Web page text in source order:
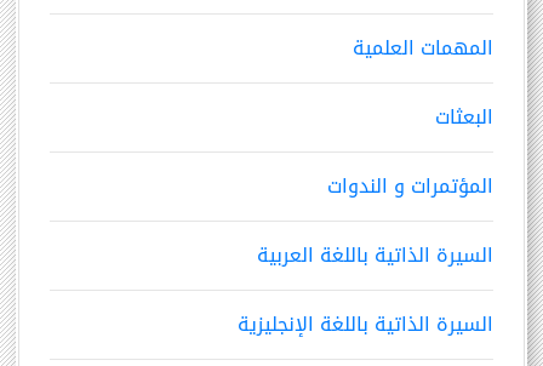
المهمات العلمية
البعثات
المؤتمرات و الندوات
السيرة الذاتية باللغة العربية
السيرة الذاتية باللغة الإنجليزية